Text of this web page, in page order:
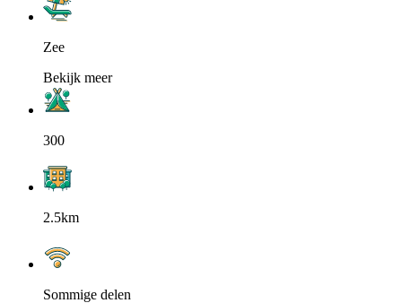
Zee
Bekijk meer
300
2.5km
Sommige delen